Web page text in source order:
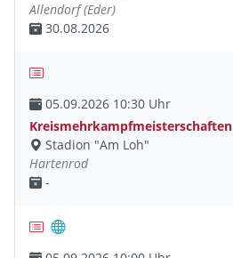
Allendorf (Eder)
30.08.2026
05.09.2026 10:30 Uhr
Kreismehrkampfmeisterschaften
Stadion "Am Loh"
Hartenrod
-